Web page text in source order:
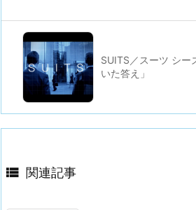
SUITS／スーツ シー
いた答え」
 関連記事